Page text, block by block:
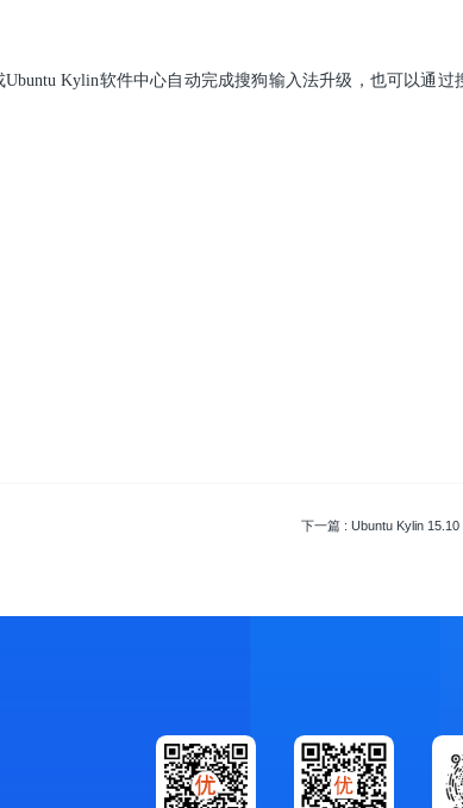
Kylin软件中心自动完成搜狗输入法升级，也可以通过
下一篇 : Ubuntu Kylin 15.10